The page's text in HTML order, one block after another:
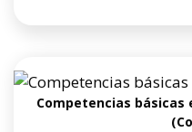
Competencias